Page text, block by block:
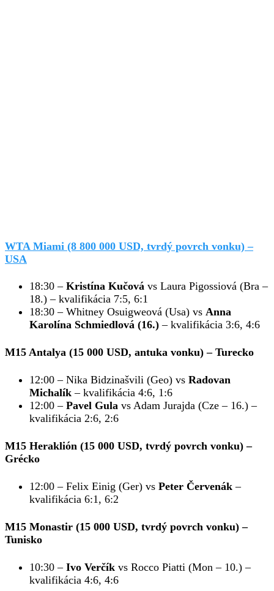
WTA Miami (8 800 000 USD, tvrdý povrch vonku) –
USA
18:30 – Kristína Kučová vs Laura Pigossiová (Bra –
18.) – kvalifikácia 7:5, 6:1
18:30 – Whitney Osuigweová (Usa) vs Anna
Karolína Schmiedlová (16.) – kvalifikácia 3:6, 4:6
M15 Antalya (15 000 USD, antuka vonku) – Turecko
12:00 – Nika Bidzinašvili (Geo) vs Radovan
Michalík – kvalifikácia 4:6, 1:6
12:00 – Pavel Gula vs Adam Jurajda (Cze – 16.) –
kvalifikácia 2:6, 2:6
M15 Heraklión (15 000 USD, tvrdý povrch vonku) –
Grécko
12:00 – Felix Einig (Ger) vs Peter Červenák –
kvalifikácia 6:1, 6:2
M15 Monastir (15 000 USD, tvrdý povrch vonku) –
Tunisko
10:30 – Ivo Verčík vs Rocco Piatti (Mon – 10.) –
kvalifikácia 4:6, 4:6